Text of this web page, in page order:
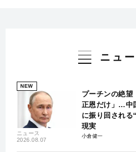
ニュ
NEW
ニュース
2026.08.07
プーチンの絶望
正恩だけ」…中
に振り回される
現実
小倉健一